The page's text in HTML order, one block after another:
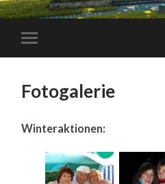
Fotogalerie
Winteraktionen: